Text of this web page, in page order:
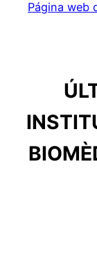
Página web